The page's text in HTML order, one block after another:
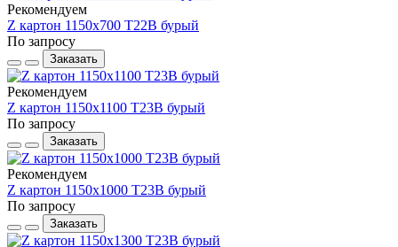
Рекомендуем
Z картон 1150х700 Т22В бурый
По запросу
Заказать
Рекомендуем
Z картон 1150х1100 Т23В бурый
По запросу
Заказать
Рекомендуем
Z картон 1150х1000 Т23В бурый
По запросу
Заказать